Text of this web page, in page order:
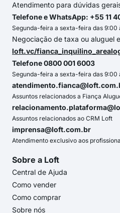
Atendimento para dúvidas
Telefone e WhatsApp: +55 11
Segunda-feira a sexta-feira das 9:00
Negociação de taxa ou aluguel
loft.vc/
Telefone 0800 001 6003
Segunda-feira a sexta-feira das 9:00
Assuntos relacionados a Fiança
Assuntos relacionados ao CRM Loft
imprensa@loft.com.br
Atendimento exclusivo aos
Sobre a Loft
Central de Ajuda
Como vender
Como comprar
Sobre nós